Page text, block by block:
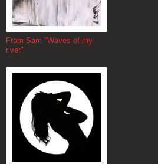
From Sam "Waves of my
river"